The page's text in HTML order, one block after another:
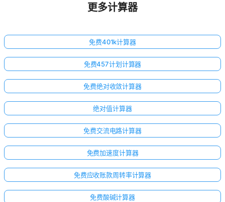
更多计算器
免费401k计算器
免费457计划计算器
免费绝对收敛计算器
绝对值计算器
免费交流电路计算器
免费加速度计算器
免费应收账款周转率计算器
免费酸碱计算器